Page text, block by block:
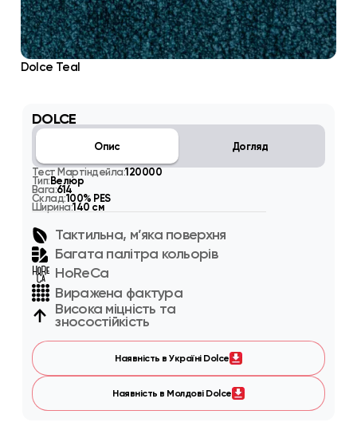
Dolce Teal
DOLCE
Опис Догляд
Тест Мартіндейла:120000
Тип:Велюр
Вага:614
Склад:100% PES
Ширина:140 см
Тактильна, м’яка поверхня
Багата палітра кольорів
HoReCa
Виражена фактура
Висока міцність та
зносостійкість
Наявність в Україні Dolce
Наявність в Молдові Dolce